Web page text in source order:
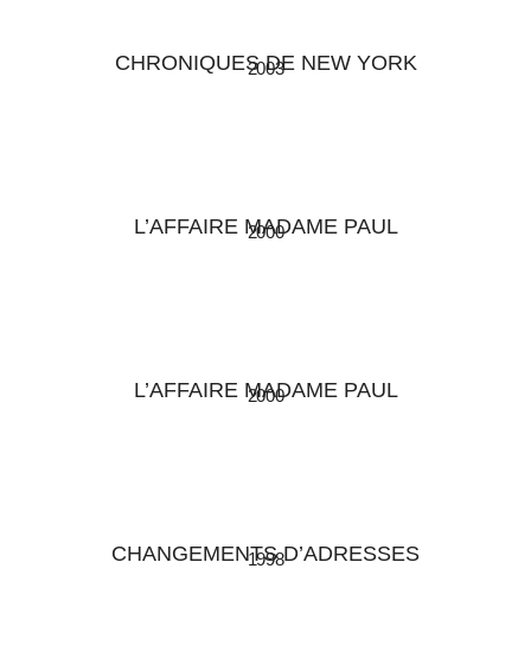
CHRONIQUES DE NEW YORK
2003
L’AFFAIRE MADAME PAUL
2000
L’AFFAIRE MADAME PAUL
2000
CHANGEMENTS D’ADRESSES
1998